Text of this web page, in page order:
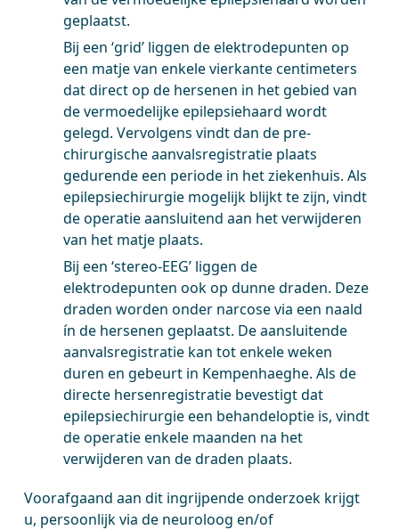
geplaatst.
Bij een ‘grid’ liggen de elektrodepunten op
een matje van enkele vierkante centimeters
dat direct op de hersenen in het gebied van
de vermoedelijke epilepsiehaard wordt
gelegd. Vervolgens vindt dan de pre-
chirurgische aanvalsregistratie plaats
gedurende een periode in het ziekenhuis. Als
epilepsiechirurgie mogelijk blijkt te zijn, vindt
de operatie aansluitend aan het verwijderen
van het matje plaats.
Bij een ‘stereo-EEG’ liggen de
elektrodepunten ook op dunne draden. Deze
draden worden onder narcose via een naald
ín de hersenen geplaatst. De aansluitende
aanvalsregistratie kan tot enkele weken
duren en gebeurt in Kempenhaeghe. Als de
directe hersenregistratie bevestigt dat
epilepsiechirurgie een behandeloptie is, vindt
de operatie enkele maanden na het
verwijderen van de draden plaats.
Voorafgaand aan dit ingrijpende onderzoek krijgt
u, persoonlijk via de neuroloog en/of